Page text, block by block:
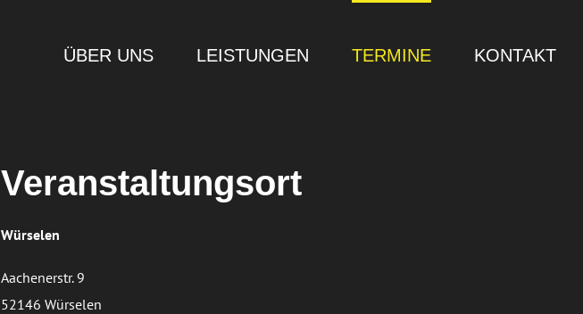
ÜBER UNS LEISTUNGEN TERMINE KONTAKT
Veranstaltungsort
Würselen
Aachenerstr. 9
52146 Würselen